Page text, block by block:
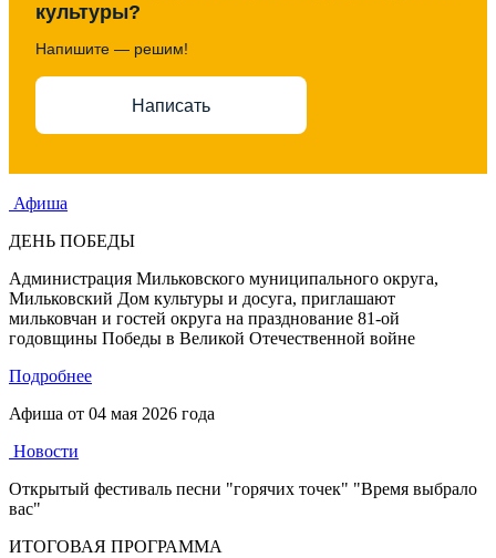
культуры?
Напишите — решим!
Написать
Афиша
ДЕНЬ ПОБЕДЫ
Администрация Мильковского муниципального округа,
Мильковский Дом культуры и досуга, приглашают
мильковчан и гостей округа на празднование 81-ой
годовщины Победы в Великой Отечественной войне
Подробнее
Афиша от 04 мая 2026 года
Новости
Открытый фестиваль песни "горячих точек" "Время выбрало
вас"
ИТОГОВАЯ ПРОГРАММА